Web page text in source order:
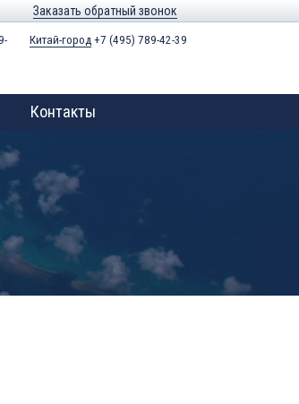
Заказать обратный звонок
Китай-город+7 (495) 789-42-39
Контакты